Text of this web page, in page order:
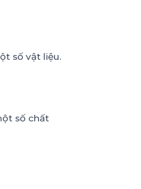
số vật liệu.
số chất